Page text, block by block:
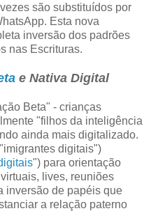
são substituídos por
Esta nova
inversão dos padrões
nas Escrituras.
e Nativa Digital
Beta" - crianças
"filhos da inteligência
ainda mais digitalizado.
digitais")
") para orientação
lives, reuniões
inversão de papéis que
a relação paterno